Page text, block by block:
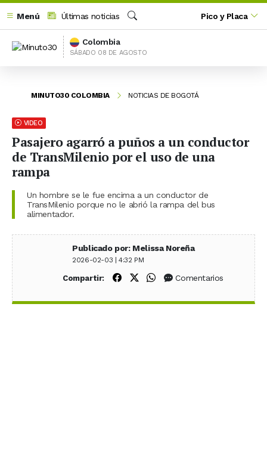
Menú
Últimas noticias
Buscar
Pico y Placa
Colombia
SÁBADO 08 DE AGOSTO
MINUTO30 COLOMBIA NOTICIAS DE BOGOTÁ
VIDEO
Pasajero agarró a puños a un conductor
de TransMilenio por el uso de una
rampa
Un hombre se le fue encima a un conductor de
TransMilenio porque no le abrió la rampa del bus
alimentador.
Publicado por: Melissa Noreña
2026-02-03 | 4:32 PM
Compartir: Compartir en Facebook
Compartir en X (Twitter)
Compartir en WhatsApp
Comentarios